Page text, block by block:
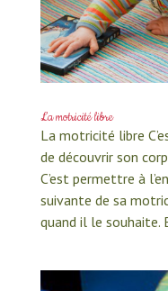
La motricité libre
La motricité libre
de découvrir son
C’est permettre à
suivante de sa
quand il le souhaite.